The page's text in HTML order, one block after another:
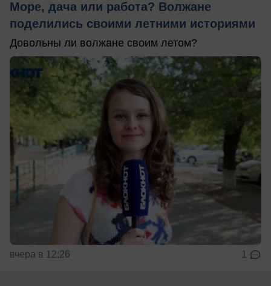
Море, дача или работа? Волжане
поделились своими летними историями
Довольны ли волжане своим летом?
вчера в 12:26 1